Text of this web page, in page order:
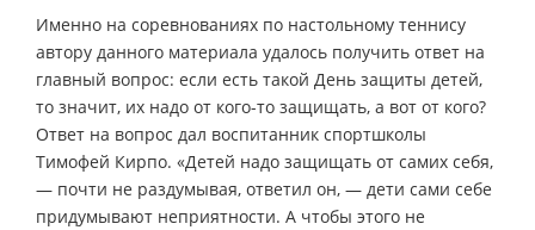
Именно на соревнованиях по настольному теннису
автору данного материала удалось получить ответ на
главный вопрос: если есть такой День защиты детей,
то значит, их надо от кого-то защищать, а вот от кого?
Ответ на вопрос дал воспитанник спортшколы
Тимофей Кирпо. «Детей надо защищать от самих себя,
— почти не раздумывая, ответил он, — дети сами себе
придумывают неприятности. А чтобы этого не